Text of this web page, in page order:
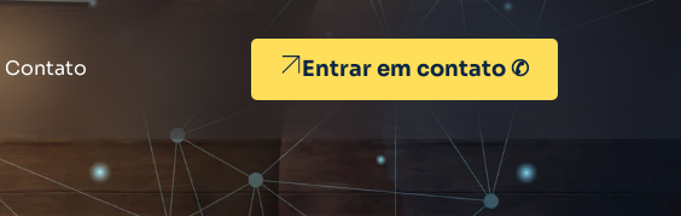
Contato Entrar em contato ✆